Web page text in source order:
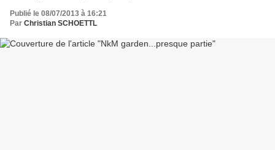
Publié le 08/07/2013 à 16:21
Par Christian SCHOETTL